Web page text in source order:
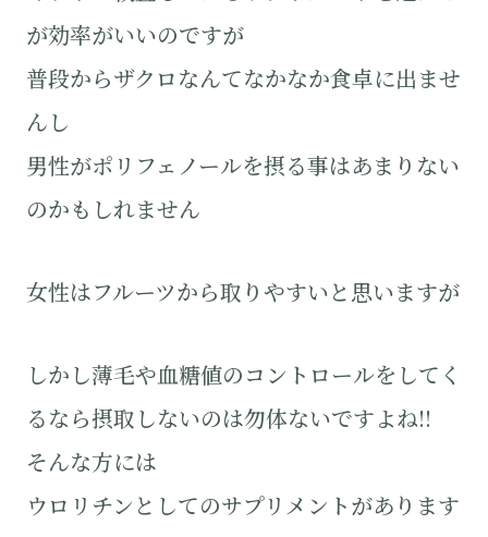
が効率がいいのですが
普段からザクロなんてなかなか食卓に出ませ
んし
男性がポリフェノールを摂る事はあまりない
のかもしれません
女性はフルーツから取りやすいと思いますが
しかし薄毛や血糖値のコントロールをしてく
るなら摂取しないのは勿体ないですよね!!
そんな方には
ウロリチンとしてのサプリメントがあります